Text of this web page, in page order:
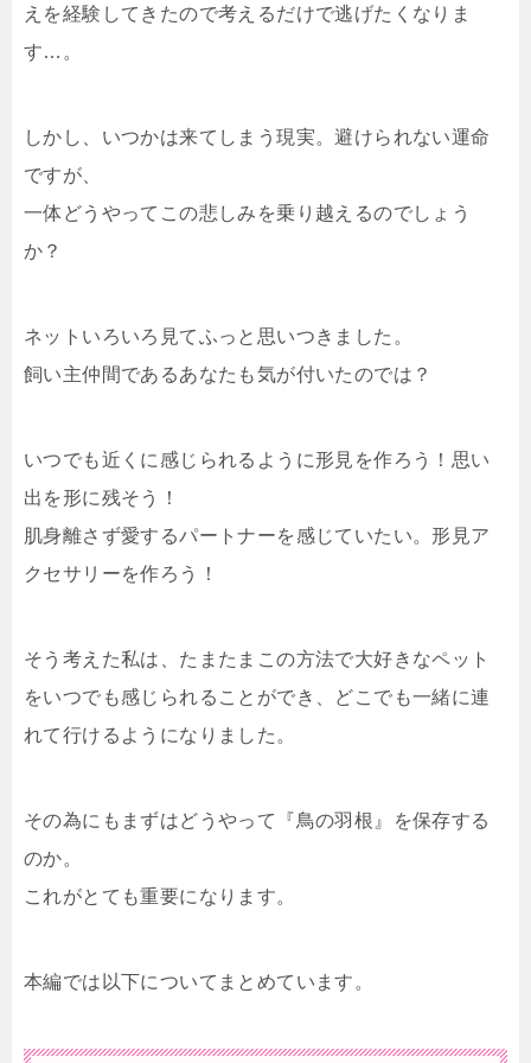
えを経験してきたので考えるだけで逃げたくなりま
す…。
しかし、いつかは来てしまう現実。避けられない運命
ですが、
一体どうやってこの悲しみを乗り越えるのでしょう
か？
ネットいろいろ見てふっと思いつきました。
飼い主仲間であるあなたも気が付いたのでは？
いつでも近くに感じられるように形見を作ろう！思い
出を形に残そう！
肌身離さず愛するパートナーを感じていたい。形見ア
クセサリーを作ろう！
そう考えた私は、たまたまこの方法で大好きなペット
をいつでも感じられることができ、どこでも一緒に連
れて行けるようになりました。
その為にもまずはどうやって『鳥の羽根』を保存する
のか。
これがとても重要になります。
本編では以下についてまとめています。